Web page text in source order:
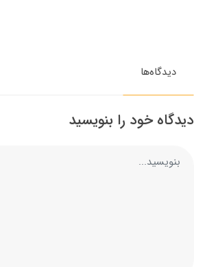
دیدگاه‌ها
دیدگاه خود را بنویسید